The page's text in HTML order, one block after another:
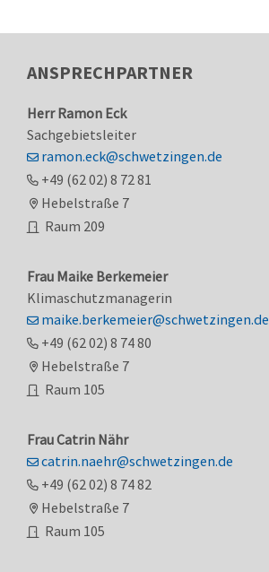
ANSPRECHPARTNER
Herr Ramon Eck
Sachgebietsleiter
ramon.eck@schwetzingen.de
+49 (6202) 8 7281
Hebelstraße 7
Raum 209
Frau Maike Berkemeier
Klimaschutzmanagerin
maike.berkemeier@schwetzingen.de
+49 (6202) 8 7480
Hebelstraße 7
Raum 105
FrauCatrin Nähr
catrin.naehr@schwetzingen.de
+49 (6202) 8 7482
Hebelstraße 7
Raum 105